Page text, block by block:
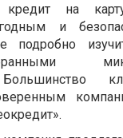
кредит на
и
подробно
Большинство